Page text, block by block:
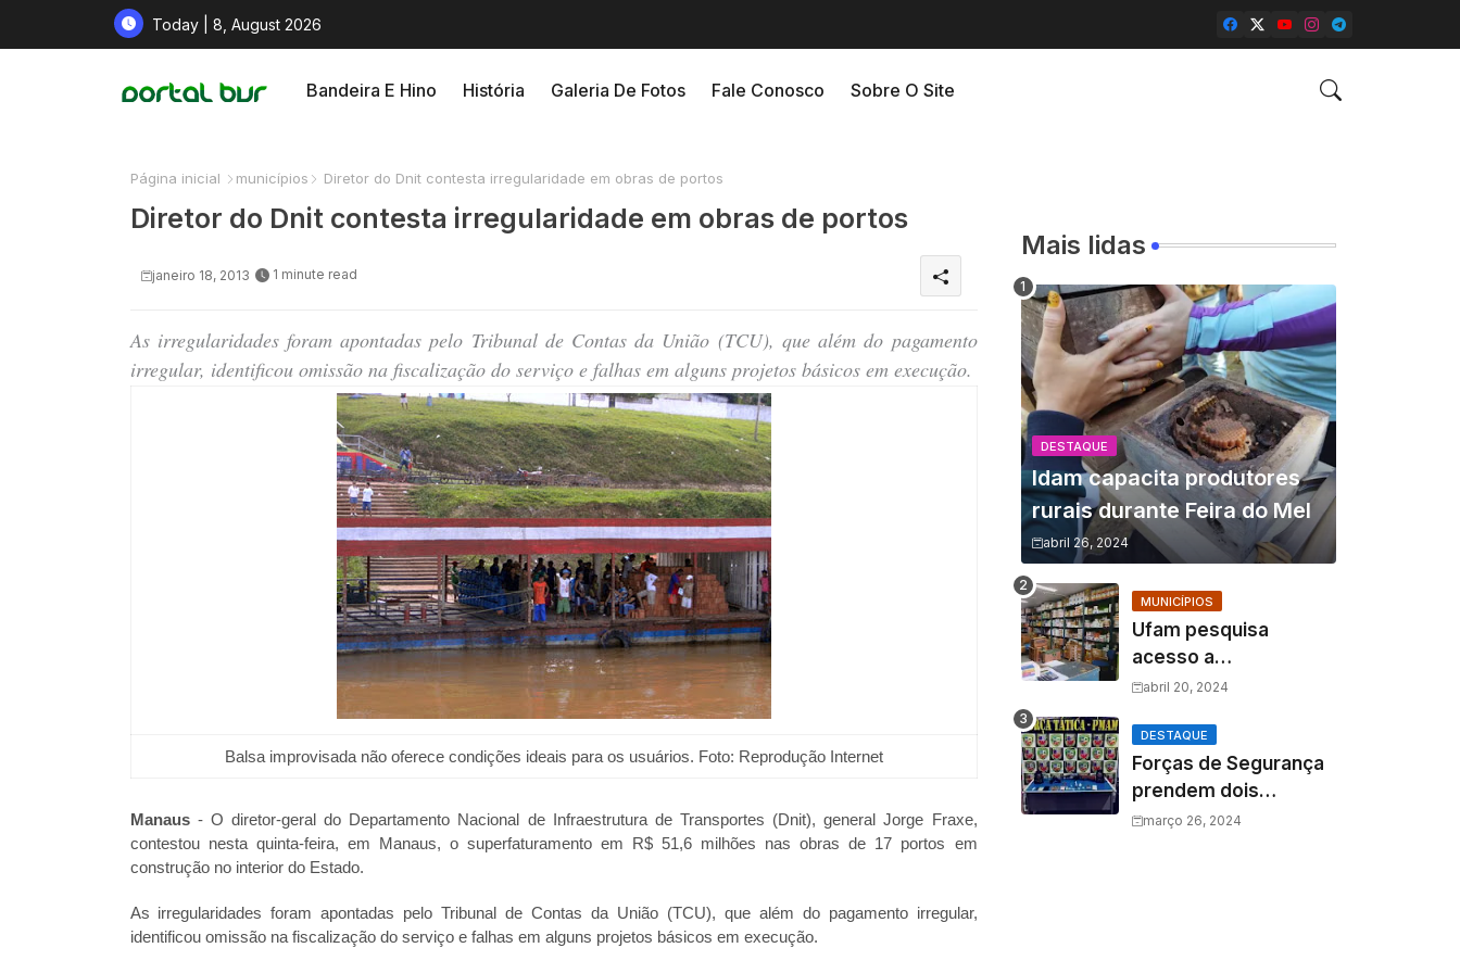
Today | 8, August 2026
Bandeira E Hino História Galeria De Fotos Fale Conosco Sobre O Site
Página inicial municípios Diretor do Dnit contesta irregularidade em obras de portos
Diretor do Dnit contesta irregularidade em obras de portos
janeiro 18, 2013 1 minute read
As irregularidades foram apontadas pelo Tribunal de Contas da União (TCU), que além do pagamento
irregular, identificou omissão na fiscalização do serviço e falhas em alguns projetos básicos em execução.
Balsa improvisada não oferece condições ideais para os usuários. Foto: Reprodução Internet
Manaus- O diretor-geral do Departamento Nacional de Infraestrutura de Transportes (Dnit), general Jorge Fraxe,
contestou nesta quinta-feira, em Manaus, o superfaturamento em R$ 51,6 milhões nas obras de 17 portos em
construção no interior do Estado.
As irregularidades foram apontadas pelo Tribunal de Contas da União (TCU), que além do pagamento irregular,
identificou omissão na fiscalização do serviço e falhas em alguns projetos básicos em execução.
Mais lidas
DESTAQUE
Idam capacita produtores
rurais durante Feira do Mel
abril 26, 2024
MUNICÍPIOS
Ufam pesquisa
acesso a
medicamentos na
amazônico sobre a
assistência
farmacêutica
abril 20, 2024
DESTAQUE
Forças de Segurança
prendem dois
homens por tráfico de
março 26, 2024